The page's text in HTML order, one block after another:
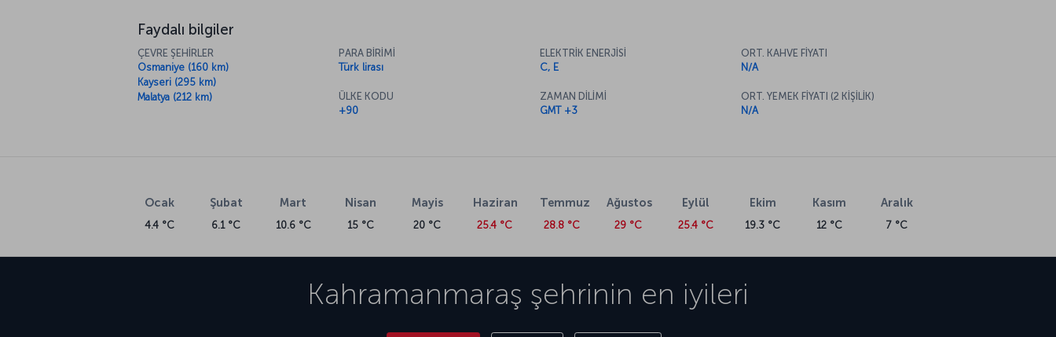
Faydalı bilgiler
ÇEVRE ŞEHİRLER
Osmaniye (160 km)
Kayseri (295 km)
Malatya (212 km)
PARA BİRİMİ
Türk lirası
ÜLKE KODU
+90
ELEKTRİK ENERJİSİ
C, E
ZAMAN DİLİMİ
GMT +3
ORT. KAHVE FİYATI
N/A
ORT. YEMEK FİYATI (2 KİŞİLİK)
N/A
Ocak
4.4 °C
Şubat
6.1 °C
Mart
10.6 °C
Nisan
15 °C
Mayis
20 °C
Haziran
25.4 °C
Temmuz
28.8 °C
Ağustos
29 °C
Eylül
25.4 °C
Ekim
19.3 °C
Kasım
12 °C
Aralık
7 °C
Kahramanmaraş şehrinin en iyileri